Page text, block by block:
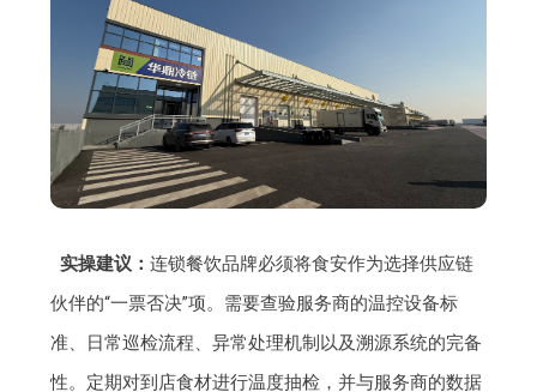
实操建议： 连锁餐饮品牌必须将食安作为选择供应链
伙伴的“一票否决”项。需要查验服务商的温控设备标
准、日常巡检流程、异常处理机制以及溯源系统的完备
性。定期对到店食材进行温度抽检，并与服务商的数据